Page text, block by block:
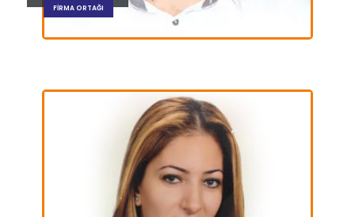
FIRMA ORTAĞI